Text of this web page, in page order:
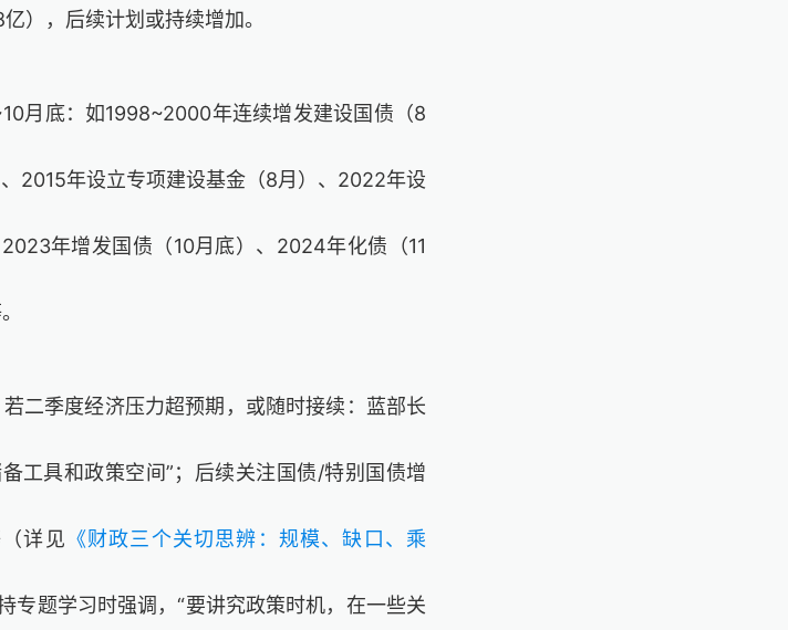
亿），后续计划或持续增加。
月底：如1998~2000年连续增发建设国债（8
2015年设立专项建设基金（8月）、 2022年设
2023年增发国债（10月底）、 2024年化债（11
二季度经济压力超预期，或随时接续： 蓝部长
工具和政策空间”；后续关注国债/特别国债增
详见 《财政三个关切思辨：规模、缺口、乘
专题学习时强调，“要讲究政策时机，在一些关